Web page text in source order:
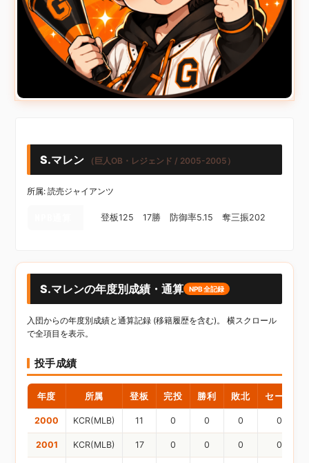
S.マレン （巨人OB・レジェンド / 2005-2005）
所属: 読売ジャイアンツ
登板125 17勝 防御率5.15 奪三振202
S.マレンの年度別成績・通算 NPB全記録
入団からの年度別成績と通算記録 (移籍履歴を含む)。 横スクロール
で全項目を表示。
投手成績
年度 所属 登板 完投 勝利 敗北 セーブ
2000 KCR(MLB) 11 0 0 0 0
2001 KCR(MLB) 17 0 0 0 0